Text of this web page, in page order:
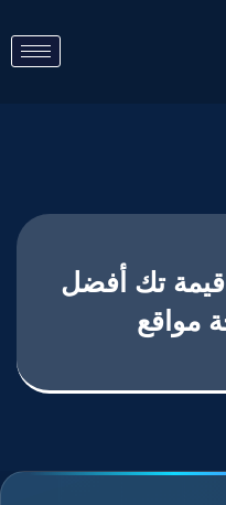
تك أفضل
مواقع